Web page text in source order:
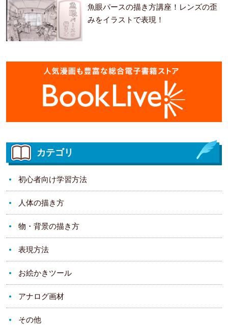
魚眼パースの描き方講座！レンズの歪
みをイラストで表現！
カテゴリ
初心者向け学習方法
人体の描き方
物・背景の描き方
表現方法
お絵かきツール
アナログ画材
その他